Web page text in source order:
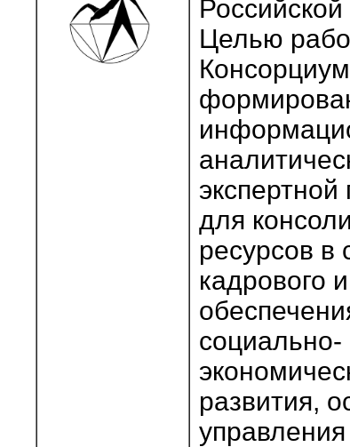
Целью
для
ресурсов в
кадрового
социально-
развития,